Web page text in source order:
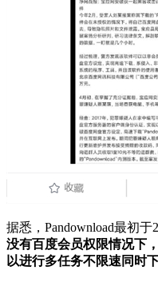
据悉，Pandownload最初于
没有百度会员权限情况下
以进行多任务不限速同时下